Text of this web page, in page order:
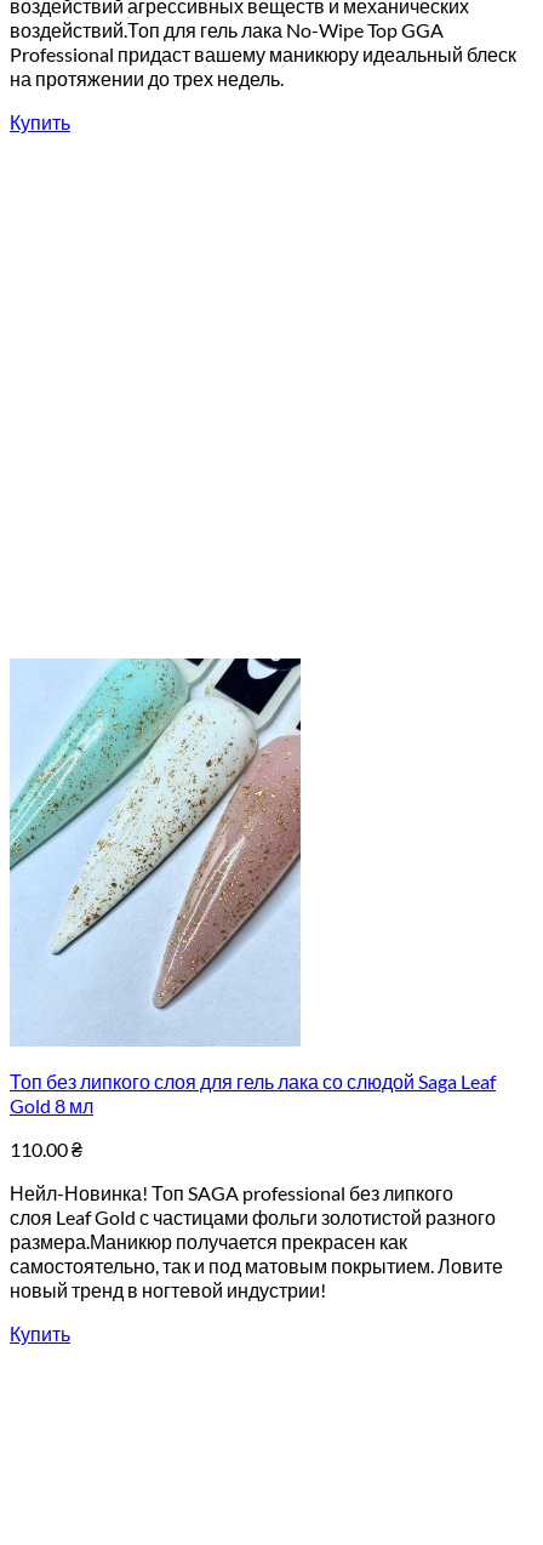
воздействий агрессивных веществ и механических
воздействий.Топ для гель лака No-Wipe Top GGA
Professional придаст вашему маникюру идеальный блеск
на протяжении до трех недель.
Купить
Топ без липкого слоя для гель лака со слюдой Saga Leaf
Gold 8 мл
110.00₴
Нейл-Новинка! Топ SAGA professional без липкого
слоя Leaf Gold с частицами фольги золотистой разного
размера.Маникюр получается прекрасен как
самостоятельно, так и под матовым покрытием. Ловите
новый тренд в ногтевой индустрии!
Купить